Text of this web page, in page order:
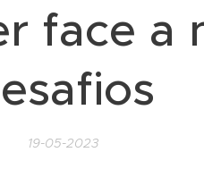
face a
19-05-2023